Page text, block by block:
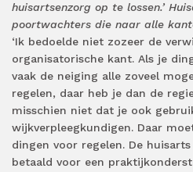
huisartsenzorg op te lossen.’
poortwachters die naar alle
‘Ik bedoelde niet zozeer de
organisatorische kant. Als je
vaak de neiging alle zoveel
regelen, daar heb je dan de
misschien niet dat je ook
wijkverpleegkundigen. Daar
dingen voor regelen. De
betaald voor een